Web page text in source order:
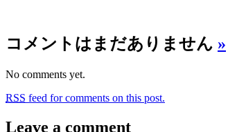
コメントはまだありません »
No comments yet.
RSS feed for comments on this post.
Leave a comment